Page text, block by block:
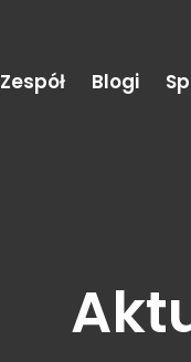
Zespół Blogi